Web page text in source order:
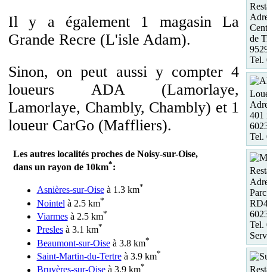
Il y a également 1 magasin La
Grande Recre (L'isle Adam).
Sinon, on peut aussi y compter 4
loueurs ADA (Lamorlaye,
Lamorlaye, Chambly, Chambly) et 1
loueur CarGo (Maffliers).
Les autres localités proches de Noisy-sur-Oise,
dans un rayon de 10km*:
Asnières-sur-Oiseà 1.3 km*
Nointel à 2.5 km*
Viarmesà 2.5 km*
Preslesà 3.1 km*
Beaumont-sur-Oiseà 3.8 km*
Saint-Martin-du-Tertreà 3.9 km*
Bruyères-sur-Oiseà 3.9 km*
de
Tel.
401
Tel.
Tel.